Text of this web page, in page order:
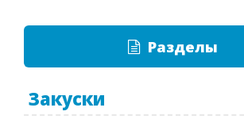
Разделы
Закуски